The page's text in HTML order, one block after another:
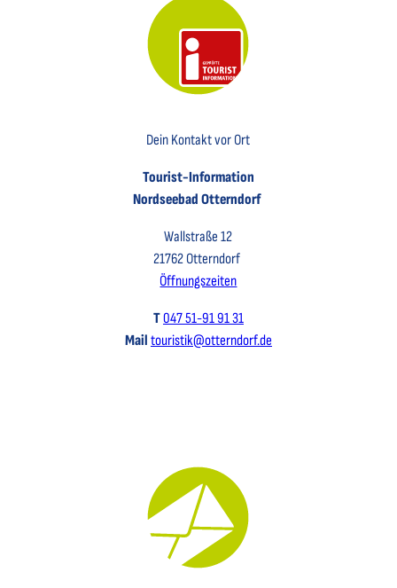
Dein Kontakt vor Ort
Tourist-Information
Nordseebad Otterndorf
Wallstraße 12
21762 Otterndorf
Öffnungszeiten
T047 51-91 91 31
Mail touristik@otterndorf.de